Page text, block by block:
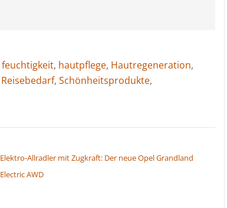
feuchtigkeit, hautpflege, Hautregeneration,
Reisebedarf, Schönheitsprodukte,
Elektro-Allradler mit Zugkraft: Der neue Opel Grandland
Electric AWD